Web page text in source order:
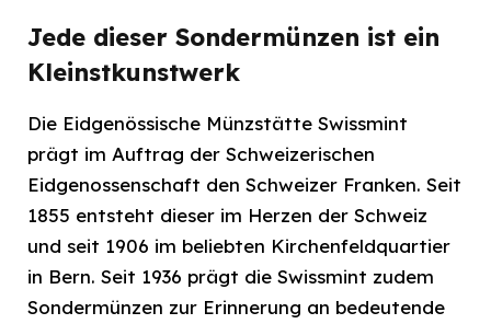
Jede dieser Sondermünzen ist ein
Kleinstkunstwerk
Die Eidgenössische Münzstätte Swissmint
prägt im Auftrag der Schweizerischen
Eidgenossenschaft den Schweizer Franken. Seit
1855 entsteht dieser im Herzen der Schweiz
und seit 1906 im beliebten Kirchenfeldquartier
in Bern. Seit 1936 prägt die Swissmint zudem
Sondermünzen zur Erinnerung an bedeutende